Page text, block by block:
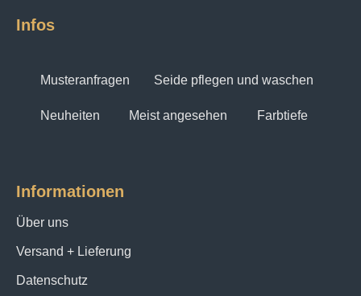
Infos
Musteranfragen Seide pflegen und waschen
Neuheiten Meist angesehen Farbtiefe
Informationen
Über uns
Versand + Lieferung
Datenschutz